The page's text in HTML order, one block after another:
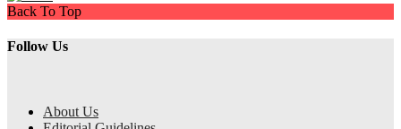
Back To Top
Follow Us
About Us